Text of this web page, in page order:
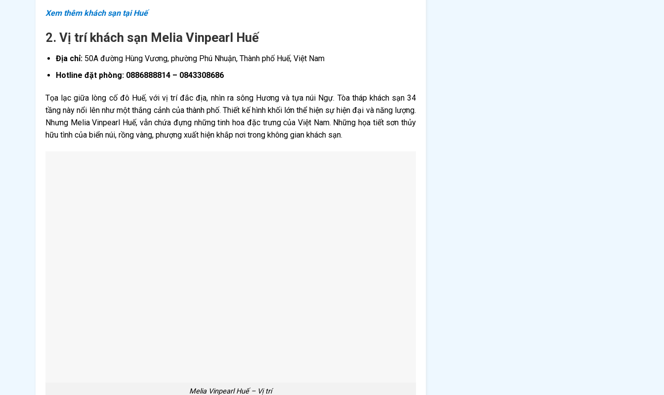
Xem thêm khách sạn tại Huế
2. Vị trí khách sạn Melia Vinpearl Huế
Địa chỉ:50A đường Hùng Vương, phường Phú Nhuận, Thành phố Huế, Việt Nam
Hotline đặt phòng: 0886888814 – 0843308686
Tọa lạc giữa lòng cố đô Huế, với vị trí đắc địa, nhìn ra sông Hương và tựa núi Ngự. Tòa tháp khách sạn 34
tầng này nổi lên như một thắng cảnh của thành phố. Thiết kế hình khối lớn thể hiện sự hiện đại và năng lượng.
Nhưng Melia Vinpearl Huế, vẫn chứa đựng những tinh hoa đặc trưng của Việt Nam. Những họa tiết sơn thủy
hữu tình của biển núi, rồng vàng, phượng xuất hiện khắp nơi trong không gian khách sạn.
Melia Vinpearl Huế – Vị trí